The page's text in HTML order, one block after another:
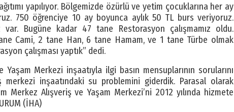
yapılıyor. Bölgemizde özürlü ve yetim çocuklarına her ay
750 öğrenciye 10 ay boyunca aylık 50 TL burs veriyoruz.
var. Bugüne kadar 47 tane Restorasyon çalışmamız oldu.
Cami, 2 tane Han, 6 tane Hamam, ve 1 tane Türbe olmak
çalışması yaptık” dedi.
Yaşam Merkezi inşaatıyla ilgi basın mensuplarının sorularını
merkezi inşaatındaki su problemini giderdik. Parasal olarak
Merkez Alışveriş ve Yaşam Merkezi’ni 2012 yılında hizmete
(İHA)